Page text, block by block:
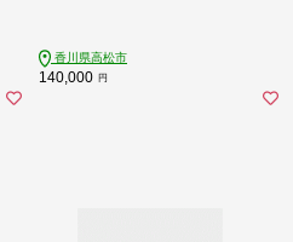
香川県高松市
140,000 円